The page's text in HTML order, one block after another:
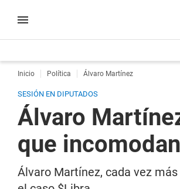
Inicio Política Álvaro Martínez
SESIÓN EN DIPUTADOS
Álvaro
que
Álvaro Martínez, cada vez